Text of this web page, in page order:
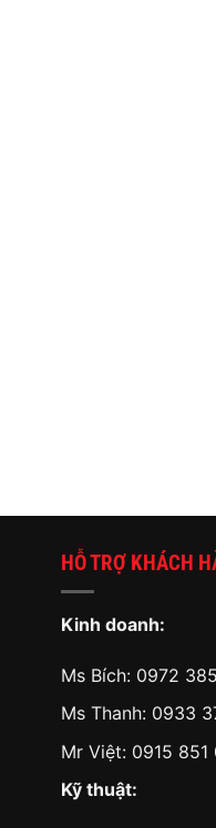
HỖ TRỢ KHÁCH
Kinh doanh:
Ms Bích: 0972
Ms Thanh: 0933
Mr Việt: 0915 851
Kỹ thuật: